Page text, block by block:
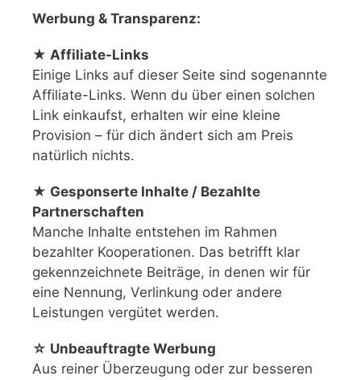
Werbung & Transparenz:
★ Affiliate-Links
Einige Links auf dieser Seite sind sogenannte
Affiliate-Links. Wenn du über einen solchen
Link einkaufst, erhalten wir eine kleine
Provision – für dich ändert sich am Preis
natürlich nichts.
★ Gesponserte Inhalte / Bezahlte
Partnerschaften
Manche Inhalte entstehen im Rahmen
bezahlter Kooperationen. Das betrifft klar
gekennzeichnete Beiträge, in denen wir für
eine Nennung, Verlinkung oder andere
Leistungen vergütet werden.
☆ Unbeauftragte Werbung
Aus reiner Überzeugung oder zur besseren